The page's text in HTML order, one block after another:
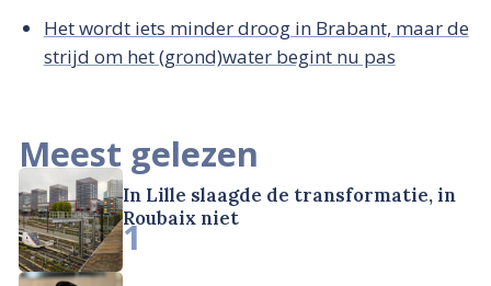
Het wordt iets minder droog in Brabant, maar de
strijd om het (grond)water begint nu pas
Meest gelezen
In Lille slaagde de transformatie, in
Roubaix niet
1